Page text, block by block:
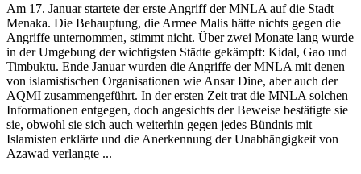
Am 17. Januar startete der erste Angriff der MNLA auf die Stadt
Menaka. Die Behauptung, die Armee Malis hätte nichts gegen die
Angriffe unternommen, stimmt nicht. Über zwei Monate lang wurde
in der Umgebung der wichtigsten Städte gekämpft: Kidal, Gao und
Timbuktu. Ende Januar wurden die Angriffe der MNLA mit denen
von islamistischen Organisationen wie Ansar Dine, aber auch der
AQMI zusammengeführt. In der ersten Zeit trat die MNLA solchen
Informationen entgegen, doch angesichts der Beweise bestätigte sie
sie, obwohl sie sich auch weiterhin gegen jedes Bündnis mit
Islamisten erklärte und die Anerkennung der Unabhängigkeit von
Azawad verlangte ...